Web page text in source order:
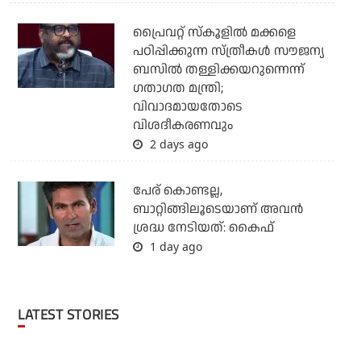
പ്രൈവറ്റ് സ്‌കൂളില്‍ മക്കളെ
പഠിപ്പിക്കുന്ന സ്ത്രീകള്‍ സൗജന്യ
ബസില്‍ തള്ളിക്കയറുന്നെന്ന്
ഗതാഗത മന്ത്രി;
വിവാദമായതോടെ
വിശദീകരണവും
2 days ago
പേര് കൊണ്ടല്ല,
ബാറ്റിങ്ങിലൂടെയാണ് അവൻ
ശ്രദ്ധ നേടിയത്: കൈഫ്
1 day ago
LATEST STORIES